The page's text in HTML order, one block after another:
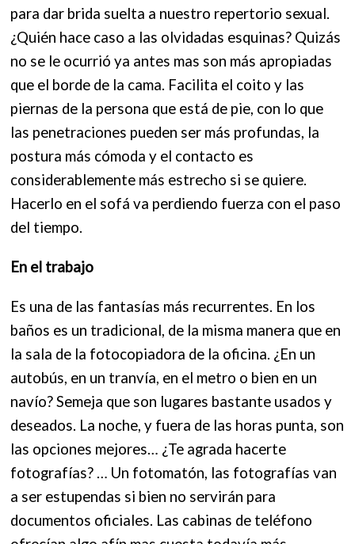
para dar brida suelta a nuestro repertorio sexual.
¿Quién hace caso a las olvidadas esquinas? Quizás
no se le ocurrió ya antes mas son más apropiadas
que el borde de la cama. Facilita el coito y las
piernas de la persona que está de pie, con lo que
las penetraciones pueden ser más profundas, la
postura más cómoda y el contacto es
considerablemente más estrecho si se quiere.
Hacerlo en el sofá va perdiendo fuerza con el paso
del tiempo.
En el trabajo
Es una de las fantasías más recurrentes. En los
baños es un tradicional, de la misma manera que en
la sala de la fotocopiadora de la oficina. ¿En un
autobús, en un tranvía, en el metro o bien en un
navío? Semeja que son lugares bastante usados y
deseados. La noche, y fuera de las horas punta, son
las opciones mejores… ¿Te agrada hacerte
fotografías? … Un fotomatón, las fotografías van
a ser estupendas si bien no servirán para
documentos oficiales. Las cabinas de teléfono